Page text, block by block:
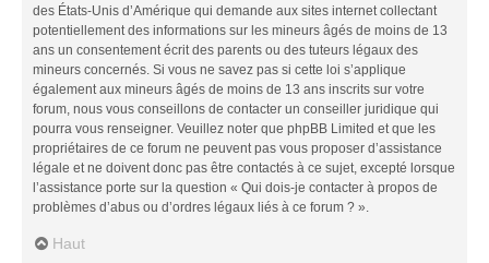
des États-Unis d’Amérique qui demande aux sites internet collectant
potentiellement des informations sur les mineurs âgés de moins de 13
ans un consentement écrit des parents ou des tuteurs légaux des
mineurs concernés. Si vous ne savez pas si cette loi s’applique
également aux mineurs âgés de moins de 13 ans inscrits sur votre
forum, nous vous conseillons de contacter un conseiller juridique qui
pourra vous renseigner. Veuillez noter que phpBB Limited et que les
propriétaires de ce forum ne peuvent pas vous proposer d’assistance
légale et ne doivent donc pas être contactés à ce sujet, excepté lorsque
l’assistance porte sur la question « Qui dois-je contacter à propos de
problèmes d’abus ou d’ordres légaux liés à ce forum ? ».
Haut